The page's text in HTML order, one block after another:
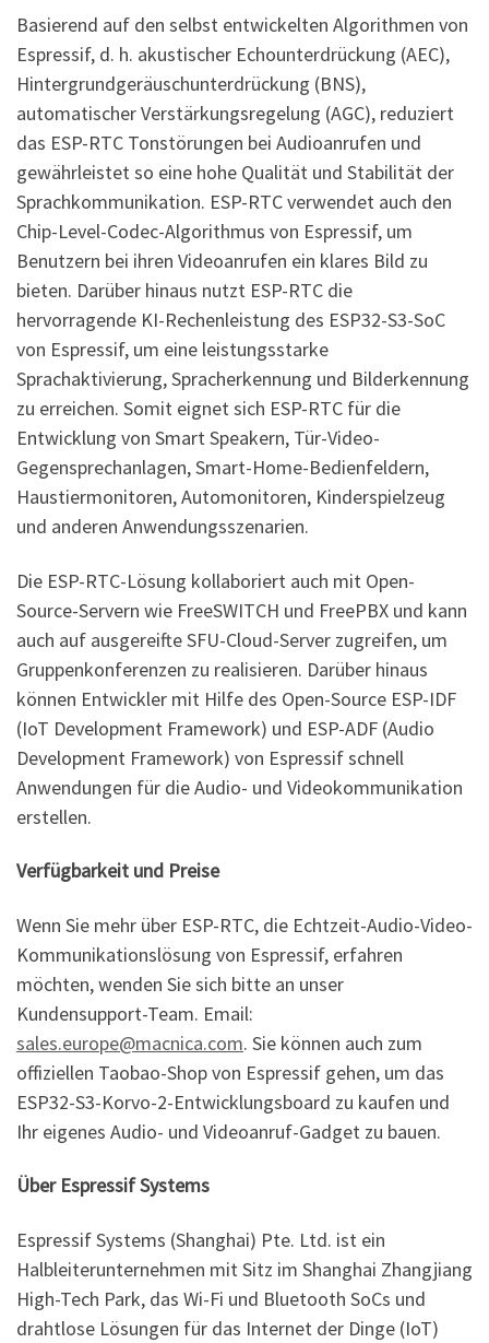
Basierend auf den selbst entwickelten Algorithmen von
Espressif, d. h. akustischer Echounterdrückung (AEC),
Hintergrundgeräuschunterdrückung (BNS),
automatischer Verstärkungsregelung (AGC), reduziert
das ESP-RTC Tonstörungen bei Audioanrufen und
gewährleistet so eine hohe Qualität und Stabilität der
Sprachkommunikation. ESP-RTC verwendet auch den
Chip-Level-Codec-Algorithmus von Espressif, um
Benutzern bei ihren Videoanrufen ein klares Bild zu
bieten. Darüber hinaus nutzt ESP-RTC die
hervorragende KI-Rechenleistung des ESP32-S3-SoC
von Espressif, um eine leistungsstarke
Sprachaktivierung, Spracherkennung und Bilderkennung
zu erreichen. Somit eignet sich ESP-RTC für die
Entwicklung von Smart Speakern, Tür-Video-
Gegensprechanlagen, Smart-Home-Bedienfeldern,
Haustiermonitoren, Automonitoren, Kinderspielzeug
und anderen Anwendungsszenarien.
Die ESP-RTC-Lösung kollaboriert auch mit Open-
Source-Servern wie FreeSWITCH und FreePBX und kann
auch auf ausgereifte SFU-Cloud-Server zugreifen, um
Gruppenkonferenzen zu realisieren. Darüber hinaus
können Entwickler mit Hilfe des Open-Source ESP-IDF
(IoT Development Framework) und ESP-ADF (Audio
Development Framework) von Espressif schnell
Anwendungen für die Audio- und Videokommunikation
erstellen.
Verfügbarkeit und Preise
Wenn Sie mehr über ESP-RTC, die Echtzeit-Audio-Video-
Kommunikationslösung von Espressif, erfahren
möchten, wenden Sie sich bitte an unser
Kundensupport-Team. Email:
sales.europe@macnica.com. Sie können auch zum
offiziellen Taobao-Shop von Espressif gehen, um das
ESP32-S3-Korvo-2-Entwicklungsboard zu kaufen und
Ihr eigenes Audio- und Videoanruf-Gadget zu bauen.
Über Espressif Systems
Espressif Systems (Shanghai) Pte. Ltd. ist ein
Halbleiterunternehmen mit Sitz im Shanghai Zhangjiang
High-Tech Park, das Wi-Fi und Bluetooth SoCs und
drahtlose Lösungen für das Internet der Dinge (IoT)